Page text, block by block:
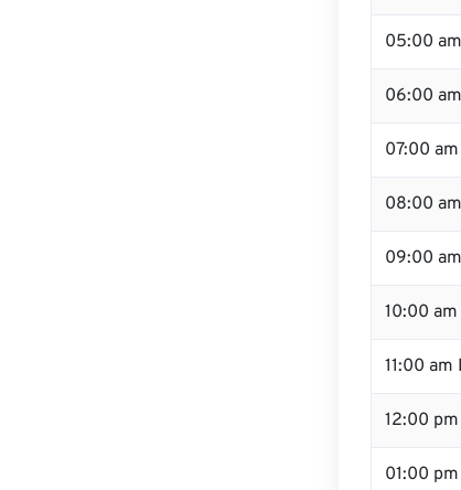
05:00
06:00
07:00
08:00
09:00
10:00 am
11:00 am
12:00
01:00